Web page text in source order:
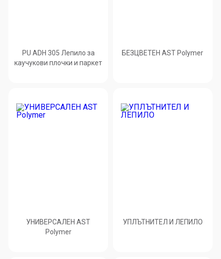
PU ADH 305 Лепило за
каучукови плочки и паркет
БЕЗЦВЕТЕН AST Polymer
УНИВЕРСАЛЕН AST
Polymer
УПЛЪТНИТЕЛ И ЛЕПИЛО